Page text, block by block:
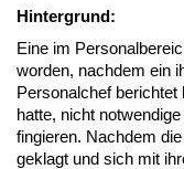
Hintergrund:
Eine im
worden, nachdem ein
Personalchef berichtet
hatte, nicht
fingieren. Nachdem
geklagt und sich mit